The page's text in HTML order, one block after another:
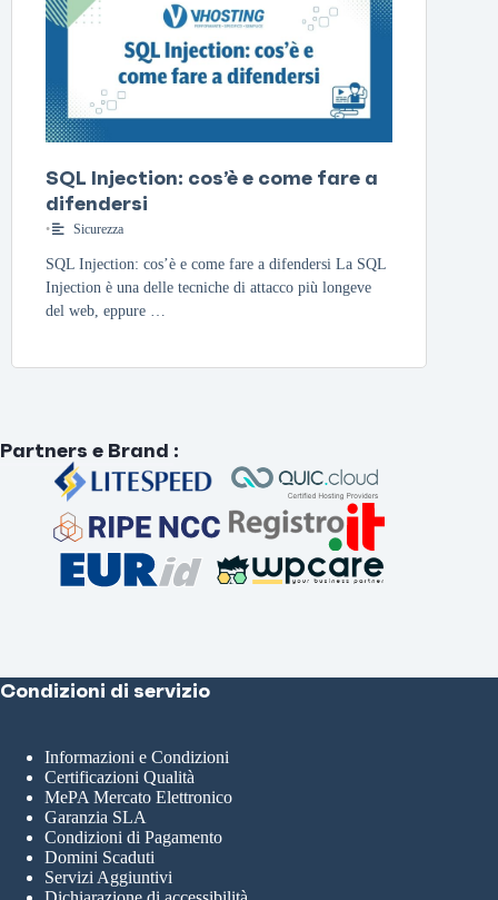
SQL Injection: cos’è e come fare a
difendersi
• Sicurezza
SQL Injection: cos’è e come fare a difendersi La SQL
Injection è una delle tecniche di attacco più longeve
del web, eppure …
Partners e Brand :
Condizioni di servizio
Informazioni e Condizioni
Certificazioni Qualità
MePA Mercato Elettronico
Garanzia SLA
Condizioni di Pagamento
Domini Scaduti
Servizi Aggiuntivi